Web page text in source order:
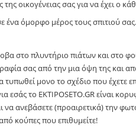
οικογένειας σας για να έχει ο
ένα όμορφο μέρος τους σπιτιού σας.
στο πλυντήριο πιάτων και στο
σας από την μια όψη της και
μονο το σχέδιο που έχετε
εσάς το EKTIPOSETO.GR είναι
να ανεβάσετε (προαιρετικά) την
κούπες που επιθυμείτε!